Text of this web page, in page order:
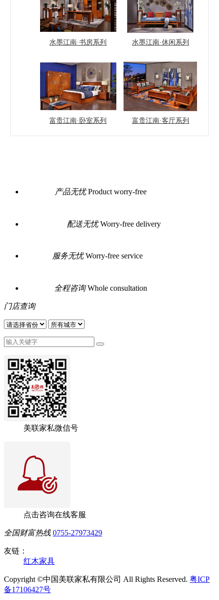
水墨江南·书房系列 水墨江南·休闲系列
富贵江南·卧室系列 富贵江南·客厅系列
产品无忧 Product worry-free
配送无忧 Worry-free delivery
服务无忧 Worry-free service
全程咨询 Whole consultation
门店查询
美联家私微信号
点击咨询在线客服
全国财富热线 0755-27973429
友链：
红木家具
Copyright ©中国美联家私有限公司 All Rights Reserved. 粤ICP
备17106427号